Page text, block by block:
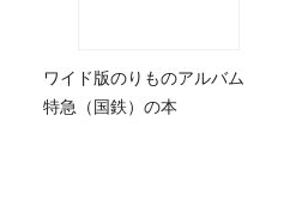
ワイド版のりものアルバム
特急（国鉄）の本